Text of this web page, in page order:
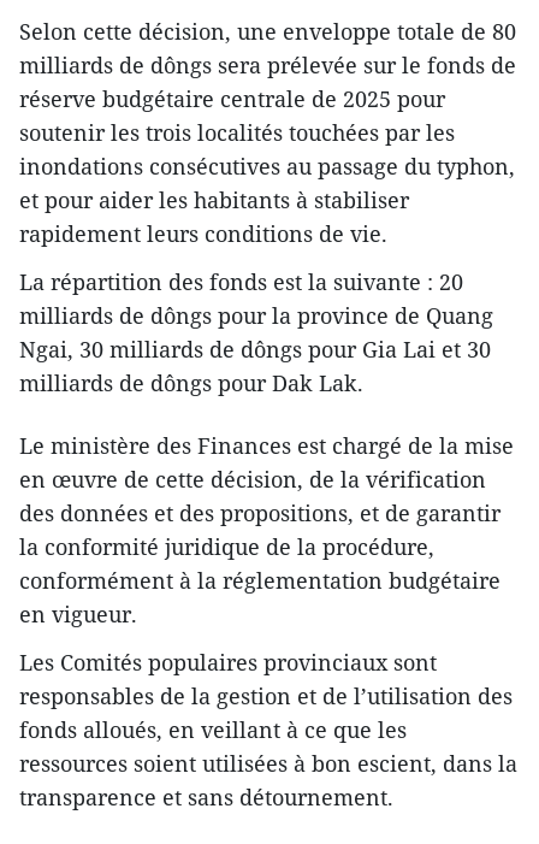
Selon cette décision, une enveloppe totale de 80
milliards de dôngs sera prélevée sur le fonds de
réserve budgétaire centrale de 2025 pour
soutenir les trois localités touchées par les
inondations consécutives au passage du typhon,
et pour aider les habitants à stabiliser
rapidement leurs conditions de vie.
La répartition des fonds est la suivante : 20
milliards de dôngs pour la province de Quang
Ngai, 30 milliards de dôngs pour Gia Lai et 30
milliards de dôngs pour Dak Lak.
Le ministère des Finances est chargé de la mise
en œuvre de cette décision, de la vérification
des données et des propositions, et de garantir
la conformité juridique de la procédure,
conformément à la réglementation budgétaire
en vigueur.
Les Comités populaires provinciaux sont
responsables de la gestion et de l’utilisation des
fonds alloués, en veillant à ce que les
ressources soient utilisées à bon escient, dans la
transparence et sans détournement.